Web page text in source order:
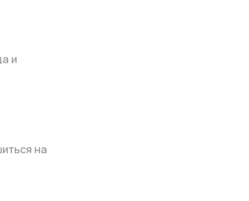
и
на